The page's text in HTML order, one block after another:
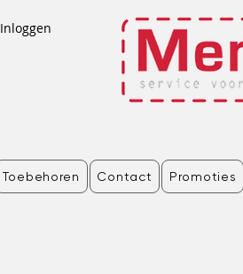
Inloggen
Toebehoren Contact Promoties